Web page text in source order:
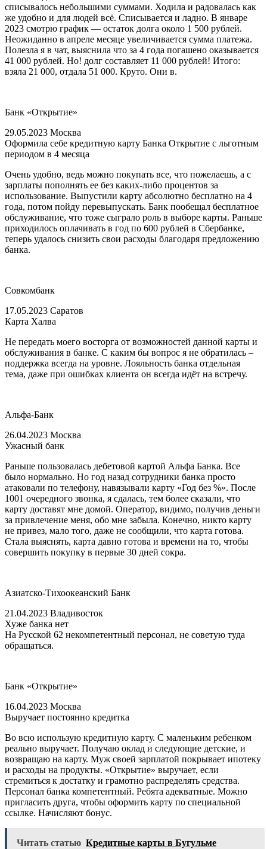
списывалось небольшими суммами. Ходила и радовалась как
же удобно и для людей всё. Списывается и ладно. В январе
2023 смотрю график — остаток долга около 1 500 рублей.
Неожиданно в апреле месяце увеличивается сумма платежа.
Полезла я в чат, выяснила что за 4 года погашено оказывается
41 000 рублей. Но! долг составляет 11 000 рублей! Итого:
взяла 21 000, отдала 51 000. Круто. Они в.
Банк «Открытие»
29.05.2023 Москва
Оформила себе кредитную карту Банка Открытие с льготным
периодом в 4 месяца
Очень удобно, ведь можно покупать все, что пожелаешь, а с
зарплаты пополнять ее без каких-либо процентов за
использование. Выпустили карту абсолютно бесплатно на 4
года, потом пойду перевыпускать. Банк пообещал бесплатное
обслуживание, что тоже сыграло роль в выборе карты. Раньше
приходилось оплачивать в год по 600 рублей в Сбербанке,
теперь удалось снизить свои расходы благодаря предложению
банка.
Совкомбанк
17.05.2023 Саратов
Карта Халва
Не передать моего восторга от возможностей данной карты и
обслуживания в банке. С каким бы вопрос я не обратилась –
поддержка всегда на уровне. Лояльность банка отдельная
тема, даже при ошибках клиента он всегда идёт на встречу.
Альфа-Банк
26.04.2023 Москва
Ужасный банк
Раньше пользовалась дебетовой картой Альфа Банка. Все
было нормально. Но год назад сотрудники банка просто
атаковали по телефону, навязывали карту «Год без %». После
1001 очередного звонка, я сдалась, тем более сказали, что
карту доставят мне домой. Оператор, видимо, получив деньги
за привлечение меня, обо мне забыла. Конечно, никто карту
не привез, мало того, даже не сообщили, что карта готова.
Стала выяснять, карта давно готова и времени на то, чтобы
совершить покупку в первые 30 дней сокра.
Азиатско-Тихоокеанский Банк
21.04.2023 Владивосток
Хуже банка нет
На Русской 62 некомпетентный персонал, не советую туда
обращаться.
Банк «Открытие»
16.04.2023 Москва
Выручает постоянно кредитка
Во всю использую кредитную карту. С маленьким ребенком
реально выручает. Получаю оклад и следующие детские, и
возвращаю на карту. Муж своей зарплатой покрывает ипотеку
и расходы на продукты. «Открытие» выручает, если
стремиться к достатку и грамотно распределять средства.
Персонал банка компетентный. Ребята адекватные. Можно
пригласить друга, чтобы оформить карту по специальной
ссылке. Начисляют бонус.
Читать статью Кредитные карты в Бугульме